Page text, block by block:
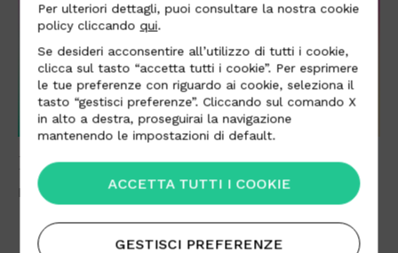
RØDE
RØDE: Le Cuffie NTH-100
Per ulteriori dettagli, puoi consultare la nostra cookie
policy cliccando qui.
Se desideri acconsentire all’utilizzo di tutti i cookie,
clicca sul tasto “accetta tutti i cookie”. Per esprimere
le tue preferenze con riguardo ai cookie, seleziona il
tasto “gestisci preferenze”. Cliccando sul comando X
in alto a destra, proseguirai la navigazione
mantenendo le impostazioni di default.
ACCETTA TUTTI I COOKIE
GESTISCI PREFERENZE